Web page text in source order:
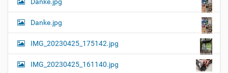
Danke.jpg
IMG_20230425_175142.jpg
IMG_20230425_161140.jpg